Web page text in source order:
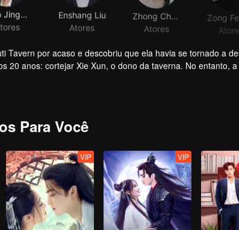
Enshang Liu
Atores
Atores
Atores
Tavern por acaso e descobriu que ela havia se tornado a
20 anos: cortejar Xie Xun, o dono da taverna. No entanto,
amor e pessoas...
Para Você
VIP VIP